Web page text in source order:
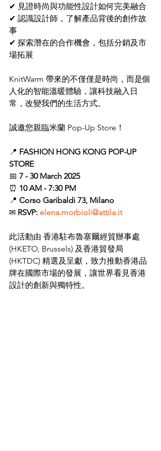
✔ 見證時尚與功能性設計如何完美融合
✔ 認識設計師，了解產品背後的創作故
事
✔ 探索潛在的合作機會，包括分銷及市
場拓展
KnitWarm 帶來的不僅僅是時尚，而是個
人化的智能溫暖體驗，讓科技融入日
常，改變我們的生活方式。
誠邀您親臨米蘭 Pop-Up Store！
📍 FASHION HONG KONG POP-UP
STORE
📅 7 - 30 March 2025
⏰ 10 AM - 7:30 PM
📍 Corso Garibaldi 73, Milano
✉ RSVP: elena.morbioli@attila.it
此活動由 香港駐布魯塞爾經貿辦事處
(HKETO, Brussels) 及香港貿發局
(HKTDC) 精選及呈獻，致力推動香港品
牌在國際市場的發展，讓世界看見香港
設計的創新與獨特性。